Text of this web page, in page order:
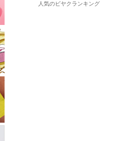
人気のビヤクランキング